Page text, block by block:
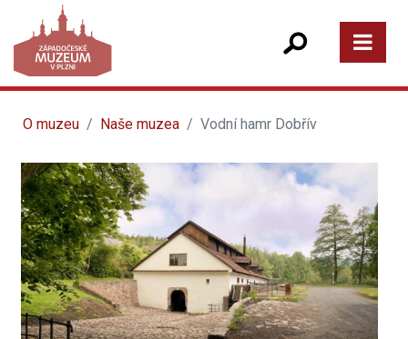
O muzeu Naše muzea Vodní hamr Dobřív